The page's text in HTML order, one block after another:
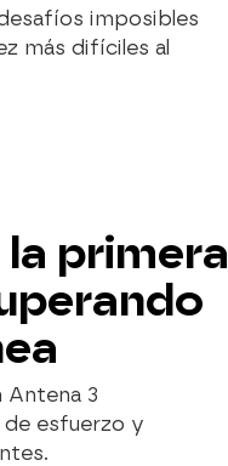
imposibles
más difíciles al
primera
Antena 3
de esfuerzo y